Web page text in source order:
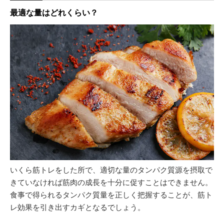
最適な量はどれくらい？
いくら筋トレをした所で、適切な量のタンパク質源を摂取で
きていなければ筋肉の成長を十分に促すことはできません。
食事で得られるタンパク質量を正しく把握することが、筋ト
レ効果を引き出すカギとなるでしょう。